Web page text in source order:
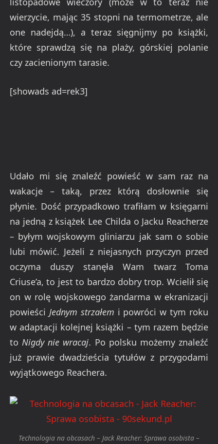
wierzycie, mając 35 stopni na termometrze, ale
one nadejdą…), a teraz sięgnijmy po książki,
które sprawdzą się na plaży, górskiej polanie
czy zacienionym tarasie.
[showads ad=rek3]
Udało mi się znaleźć powieść w sam raz na
wakacje – taką, przez którą dosłownie się
płynie. Dość przypadkowo trafiłam w księgarni
na jedną z książek Lee Childa o Jacku Reacherze
– byłym wojskowym gliniarzu jak sam o sobie
lubi mówić. Jeżeli z niejasnych przyczyn przed
oczyma duszy stanęła Wam twarz Toma
Criuse’a, to jest to bardzo dobry trop. Wcielił się
on w rolę wojskowego żandarma w ekranizacji
powieści Jednym strzałem i powróci w tym roku
w adaptacji kolejnej książki – tym razem będzie
to Nigdy nie wracaj. Po polsku możemy znaleźć
już prawie dwadzieścia tytułów z przygodami
wyjątkowego Reachera.
Technologia na obcasach – Jack Reacher: Sprawa osobista –